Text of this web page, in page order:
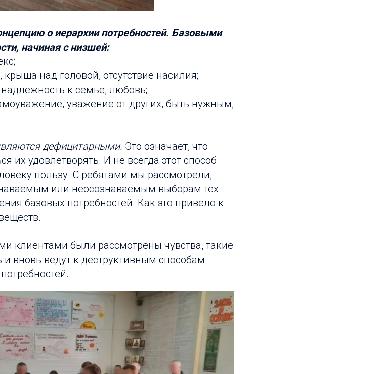
о иерархии потребностей. Базовыми
начиная с низшей:
крыша над головой, отсутствие насилия;
к семье, любовь;
уважение от других, быть нужным,
дефицитарными. Это означает, что
их удовлетворять. И не всегда этот способ
пользу. С ребятами мы рассмотрели,
или неосознаваемым выборам тех
базовых потребностей. Как это привело к
клиентами были рассмотрены чувства, такие
вновь ведут к деструктивным способам